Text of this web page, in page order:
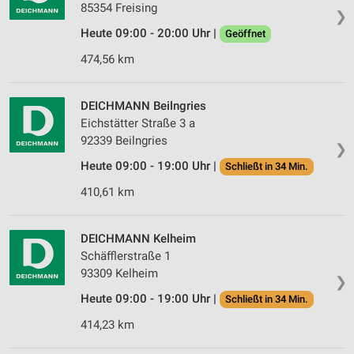
❯
85354 Freising
Heute 09:00 - 20:00 Uhr |
Geöffnet
474,56 km
❯
DEICHMANN Beilngries
Eichstätter Straße 3 a
92339 Beilngries
Heute 09:00 - 19:00 Uhr |
Schließt in 34 Min.
410,61 km
❯
DEICHMANN Kelheim
Schäfflerstraße 1
93309 Kelheim
Heute 09:00 - 19:00 Uhr |
Schließt in 34 Min.
414,23 km